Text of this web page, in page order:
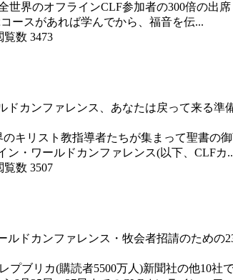
世界のオフラインCLF参加者の300倍の出
ースがあれば学んでから、福音を伝...
覧数 3473
ドカンファレンス、あなたは戻って来る準
のキリスト教指導者たちが集まって聖書の
ン・ワールドカンファレンス(以下、CLFカ
覧数 3507
ルドカンファレンス・牧会者招請のため
プブリカ(購読者5500万人)新聞社の他10社